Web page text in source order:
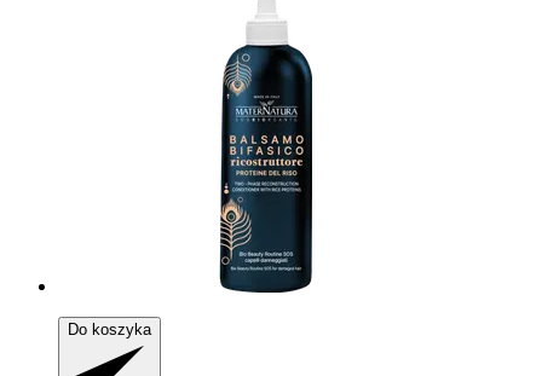
Do koszyka